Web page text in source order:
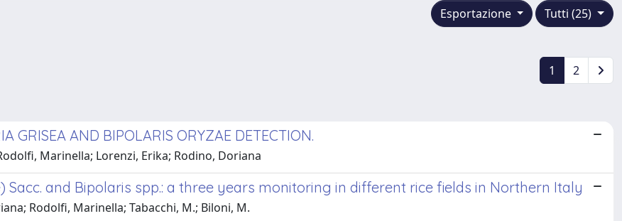
Tutti (25)
Esportazione
1 2
GRISEA AND BIPOLARIS ORYZAE DETECTION.
Marinella; Lorenzi, Erika; Rodino, Doriana
and Bipolaris spp.: a three years monitoring in different rice fields in Northern Italy
Rodolfi, Marinella; Tabacchi, M.; Biloni, M.